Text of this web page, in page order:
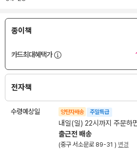
종이책
카드최대혜택가
전자책
수령예상일 양탄자배송 주말특급
내일(일) 22시까지 주문하
출근전 배송
(중구 서소문로 89-31 ) 변경